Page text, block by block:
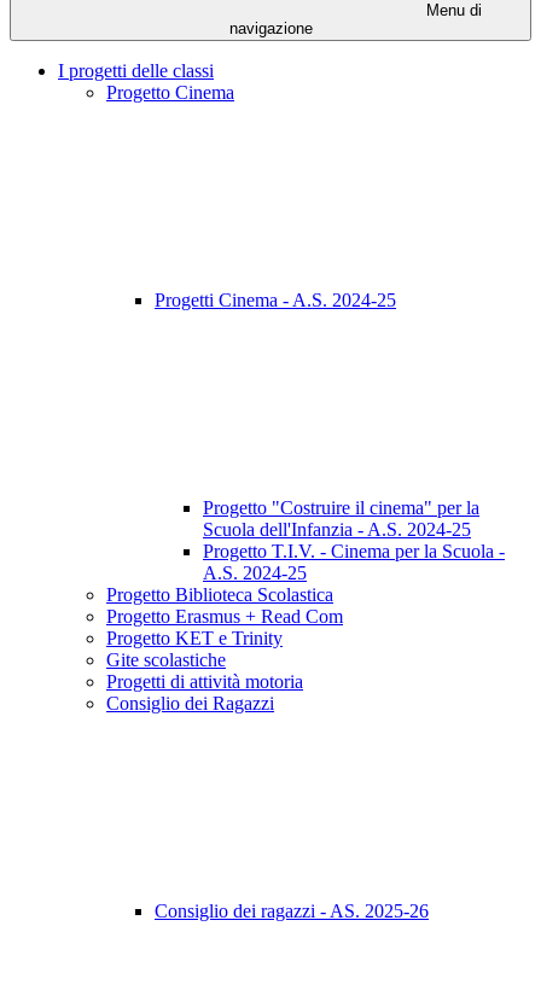
Menu di
navigazione
I progetti delle classi
Progetto Cinema
Progetti Cinema - A.S. 2024-25
Progetto "Costruire il cinema" per la
Scuola dell'Infanzia - A.S. 2024-25
Progetto T.I.V. - Cinema per la Scuola -
A.S. 2024-25
Progetto Biblioteca Scolastica
Progetto Erasmus + Read Com
Progetto KET e Trinity
Gite scolastiche
Progetti di attività motoria
Consiglio dei Ragazzi
Consiglio dei ragazzi - AS. 2025-26